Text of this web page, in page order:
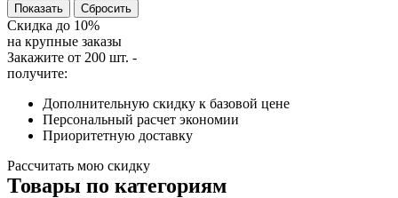
Сбросить
Скидка до 10%
на крупные заказы
Закажите от 200 шт. -
получите:
Дополнительную скидку к базовой цене
Персональный расчет экономии
Приоритетную доставку
Рассчитать мою скидку
Товары по категориям